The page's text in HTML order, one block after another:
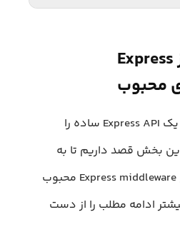
نحوه‌ استفاده از Express
در مرحله قبل توانستید یک Express API ساده را
این بخش قصد داریم تا به
بررسی و استفاده از پنج Express middleware محبوب
ادامه مطلب را از دست